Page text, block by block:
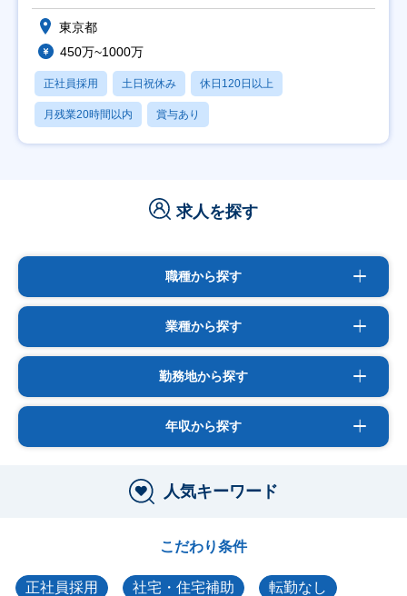
東京都
450万~1000万
正社員採用 土日祝休み 休日120日以上
月残業20時間以内 賞与あり
求人を探す
職種から探す
業種から探す
勤務地から探す
年収から探す
人気キーワード
こだわり条件
正社員採用 社宅・住宅補助 転勤なし